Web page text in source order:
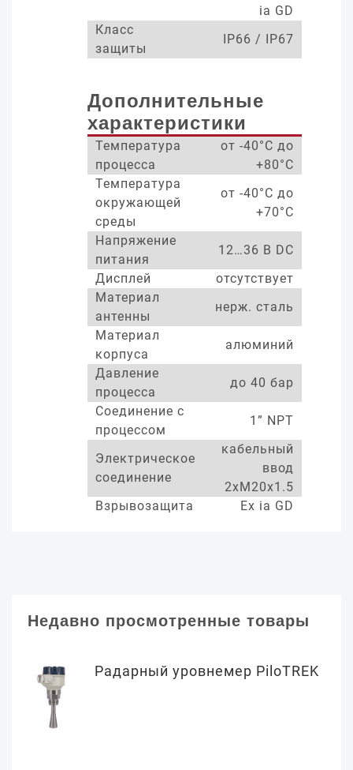
ia GD
Класс
защиты
IP66 / IP67
Дополнительные
характеристики
Температура
процесса
от -40°С до
+80°С
Температура
окружающей
среды
от -40°С до
+70°С
Напряжение
питания
12…36 В DC
Дисплей
отсутствует
Материал
антенны
нерж. сталь
Материал
корпуса
алюминий
Давление
процесса
до 40 бар
Соединение с
процессом
1” NPT
Электрическое
соединение
кабельный
ввод
2xM20x1.5
Взрывозащита
Ex ia GD
Недавно просмотренные товары
Радарный уровнемер PiloTREK